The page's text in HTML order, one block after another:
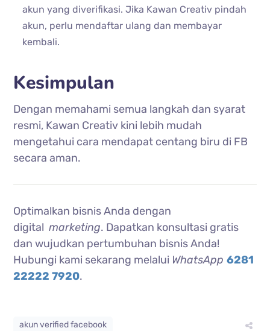
akun yang diverifikasi. Jika Kawan Creativ pindah
akun, perlu mendaftar ulang dan membayar
kembali.
Kesimpulan
Dengan memahami semua langkah dan syarat
resmi, Kawan Creativ kini lebih mudah
mengetahui cara mendapat centang biru di FB
secara aman.
Optimalkan bisnis Anda dengan
digitalmarketing. Dapatkan konsultasi gratis
dan wujudkan pertumbuhan bisnis Anda!
Hubungi kami sekarang melalui WhatsApp 6281
22222 7920.
akun verified facebook